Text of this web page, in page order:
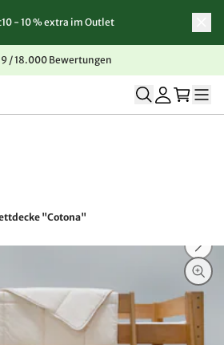
- 10 % extra im Outlet
/ 18.000 Bewertungen
"Cotona"